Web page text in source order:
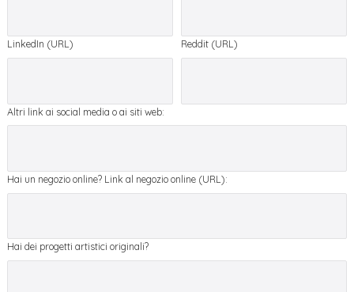
LinkedIn (URL) Reddit (URL)
Altri link ai social media o ai siti web:
Hai un negozio online? Link al negozio online (URL):
Hai dei progetti artistici originali?